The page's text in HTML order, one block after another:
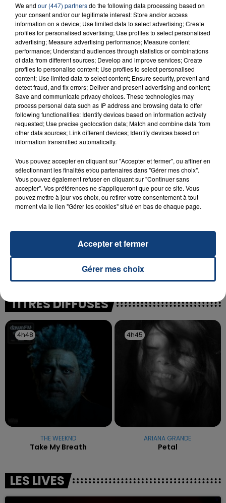
FIL D'ACTU
23 juillet 2026
INCENDIE MORTEL À LENS : UNE FEMME ET
SON BÉBÉ ENTRE LA VIE ET LA...
Un homme s'est immolé par le feu après avoir
aspergé sa compagne et leur bébé de trois mois
d'un liquide inflammable.
UNE ADOLESCENTE DEVANT SE FAIRE
OPÉRER DE LA CHEVILLE RESSORT DE LA...
La famille a porté plainte contre la clinique qui a
reconnu sa responsabilité et présenté ses
TITRES DIFFUSÉS
4h48
4h48
THE WEEKND
Take My Breath
4h45
4h45
ARIANA GRANDE
Petal
LES LIVES
We and our (447) partnersdo the following data processing based on
your consent and/or our legitimate interest: Store and/or access
information on a device; Use limited data to select advertising; Create
profiles for personalised advertising; Use profiles to select personalised
advertising; Measure advertising performance; Measure content
performance; Understand audiences through statistics or combinations
of data from different sources; Develop and improve services; Create
profiles to personalise content; Use profiles to select personalised
content; Use limited data to select content; Ensure security, prevent and
detect fraud, and fix errors; Deliver and present advertising and content;
Save and communicate privacy choices. These technologies may
process personal data such as IP address and browsing data to offer
following functionalities: Identify devices based on information actively
requested; Use precise geolocation data; Match and combine data from
other data sources; Link different devices; Identify devices based on
information transmitted automatically.
Vous pouvez accepter en cliquant sur "Accepter et fermer", ou affiner en
sélectionnant les finalités et/ou partenaires dans "Gérer mes choix".
Vous pouvez également refuser en cliquant sur "Continuer sans
accepter". Vos préférences ne s'appliqueront que pour ce site. Vous
pouvez mettre à jour vos choix, ou retirer votre consentement à tout
moment via le lien "Gérer les cookies" situé en bas de chaque page.
Gérer mes choix
Accepter et fermer